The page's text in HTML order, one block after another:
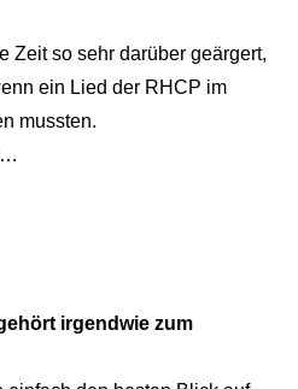
Zeit so sehr darüber geärgert,
ein Lied der RHCP im
mussten.
irgendwie zum